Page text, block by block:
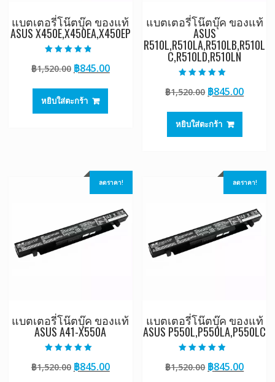
แบตเตอรี่โน๊ตบุ๊ค ของแท้
ASUS X450E,X450EA,X450EP
4.50
ตั้งแต่ 1-5
฿1,520.00 Original
was:
฿1,520.00.
฿845.00Current
หยิบใส่ตะกร้า
แบตเตอรี่โน๊ตบุ๊ค ของแท้
ASUS
R510L,R510LA,R510LB,R510L
C,R510LD,R510LN
5.00
ตั้งแต่ 1-5
฿1,520.00 Original
was:
฿1,520.00.
฿845.00
หยิบใส่ตะกร้า
ลดราคา!
แบตเตอรี่โน๊ตบุ๊ค ของแท้
ASUS A41-X550A
5.00
ตั้งแต่ 1-5
฿1,520.00 Original
฿845.00Current
ลดราคา!
แบตเตอรี่โน๊ตบุ๊ค ของแท้
ASUS P550L,P550LA,P550LC
4.50
ตั้งแต่ 1-5
฿1,520.00 Original
฿845.00